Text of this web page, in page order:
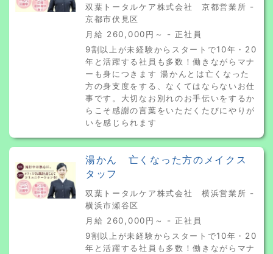
双葉トータルケア株式会社 京都営業所 -
京都市伏見区
月給 260,000円～ - 正社員
9割以上が未経験からスタートで10年・20
年と活躍する社員も多数！働きながらマナ
ーも身につきます 湯かんとは亡くなった
方の身支度をする、なくてはならないお仕
事です。大切なお別れのお手伝いをするか
らこそ感謝の言葉をいただくたびにやりが
いを感じられます
湯かん 亡くなった方のメイクス
タッフ
双葉トータルケア株式会社 横浜営業所 -
横浜市瀬谷区
月給 260,000円～ - 正社員
9割以上が未経験からスタートで10年・20
年と活躍する社員も多数！働きながらマナ